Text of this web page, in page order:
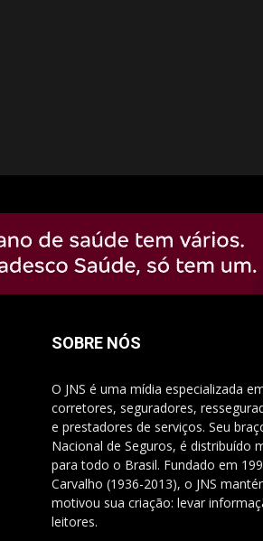
SOBRE NÓS
O JNS é uma mídia especializada
corretores, seguradores,
e prestadores de serviços. Seu
Nacional de Seguros, é distribuído
para todo o Brasil. Fundado em
Carvalho (1936-2013), o JNS
motivou sua criação: levar
leitores.